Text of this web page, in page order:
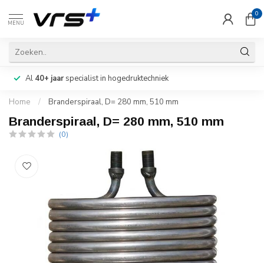
MENU
0
Al 40+ jaarspecialist in hogedruktechniek
Home / Branderspiraal, D= 280 mm, 510 mm
Branderspiraal, D= 280 mm, 510 mm
(0)